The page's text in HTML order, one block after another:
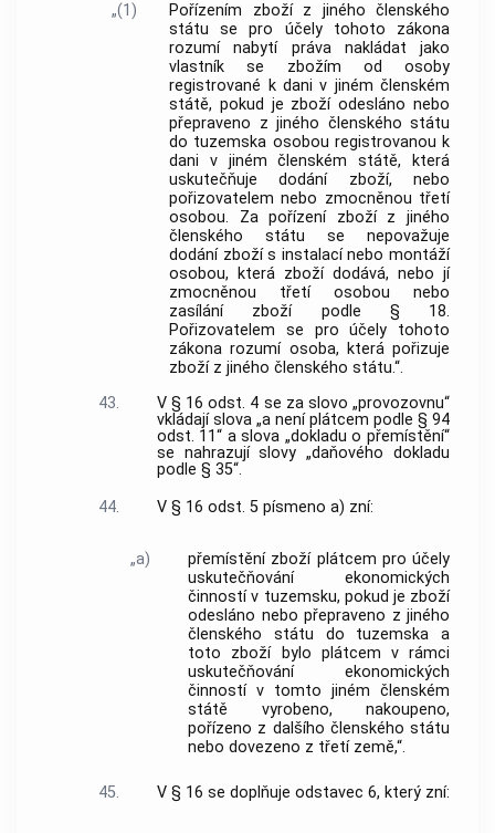
„(1)
Pořízením zboží z jiného členského
státu se pro účely tohoto zákona
rozumí nabytí práva nakládat jako
vlastník se zbožím od osoby
registrované k dani v jiném členském
státě, pokud je zboží odesláno nebo
přepraveno z jiného členského státu
do tuzemska osobou registrovanou k
dani v jiném členském státě, která
uskutečňuje dodání zboží, nebo
pořizovatelem nebo zmocněnou třetí
osobou. Za pořízení zboží z jiného
členského státu se nepovažuje
dodání zboží s instalací nebo montáží
osobou, která zboží dodává, nebo jí
zmocněnou třetí osobou nebo
zasílání zboží podle § 18.
Pořizovatelem se pro účely tohoto
zákona rozumí osoba, která pořizuje
zboží z jiného členského státu.“.
43.
V § 16 odst. 4 se za slovo „provozovnu“
vkládají slova „a není plátcem podle § 94
odst. 11“ a slova „dokladu o přemístění“
se nahrazují slovy „daňového dokladu
podle § 35“.
44.
V § 16 odst. 5 písmeno a) zní:
„a)
přemístění zboží plátcem pro účely
uskutečňování ekonomických
činností v tuzemsku, pokud je zboží
odesláno nebo přepraveno z jiného
členského státu do tuzemska a
toto zboží bylo plátcem v rámci
uskutečňování ekonomických
činností v tomto jiném členském
státě vyrobeno, nakoupeno,
pořízeno z dalšího členského státu
nebo dovezeno z třetí země,“.
45. V § 16 se doplňuje odstavec 6, který zní: